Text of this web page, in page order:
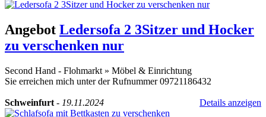
Angebot Ledersofa 2 3Sitzer und Hocker
zu verschenken nur
Second Hand - Flohmarkt » Möbel & Einrichtung
Sie erreichen mich unter der Rufnummer 09721186432
Schweinfurt - 19.11.2024 Details anzeigen